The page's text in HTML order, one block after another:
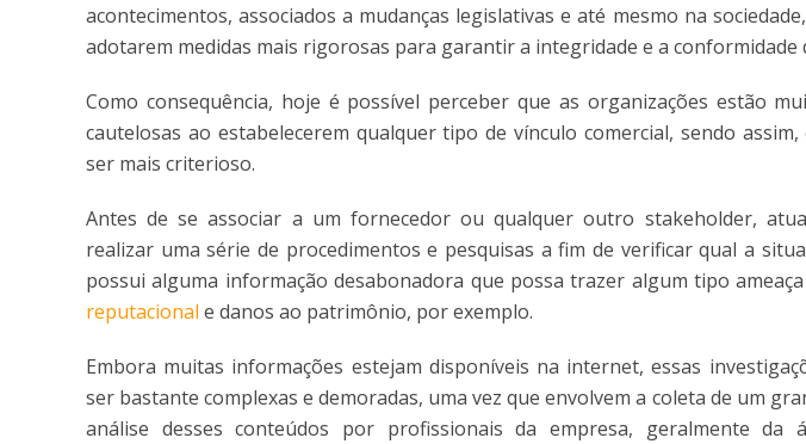
acontecimentos, associados a mudanças legislativas e até mesmo na
adotarem medidas mais rigorosas para garantir a integridade e a conformidade
Como consequência, hoje é possível perceber que as organizações estão
cautelosas ao estabelecerem qualquer tipo de vínculo comercial, sendo
ser mais criterioso.
Antes de se associar a um fornecedor ou qualquer outro stakeholder,
realizar uma série de procedimentos e pesquisas a fim de verificar qual a
possui alguma informação desabonadora que possa trazer algum tipo
reputacional e danos ao patrimônio, por exemplo.
Embora muitas informações estejam disponíveis na internet, essas
ser bastante complexas e demoradas, uma vez que envolvem a coleta de um
análise desses conteúdos por profissionais da empresa, geralmente da